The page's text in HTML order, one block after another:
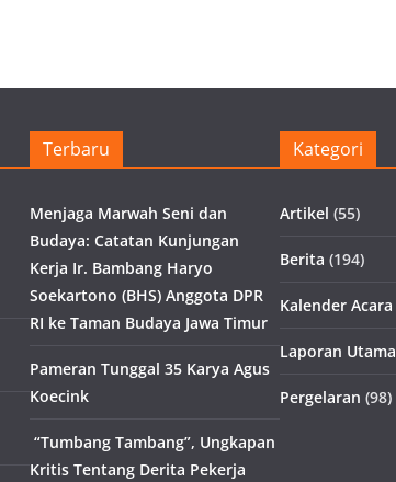
Terbaru
Menjaga Marwah Seni dan
Budaya: Catatan Kunjungan
Kerja Ir. Bambang Haryo
Soekartono (BHS) Anggota DPR
RI ke Taman Budaya Jawa Timur
Pameran Tunggal 35 Karya Agus
Koecink
“Tumbang Tambang”, Ungkapan
Kritis Tentang Derita Pekerja
Kategori
Artikel (55)
Berita (194)
Kalender Acara
Laporan Utama
Pergelaran (98)